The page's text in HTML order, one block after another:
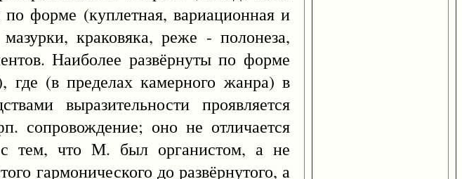
форме (куплетная, вариационная и
краковяка, реже - полонеза,
Наиболее развёрнуты по форме
где (в пределах камерного жанра) в
выразительности проявляется
сопровождение; оно не отличается
с тем, что М. был органистом, а не
гармонического до развёрнутого, а